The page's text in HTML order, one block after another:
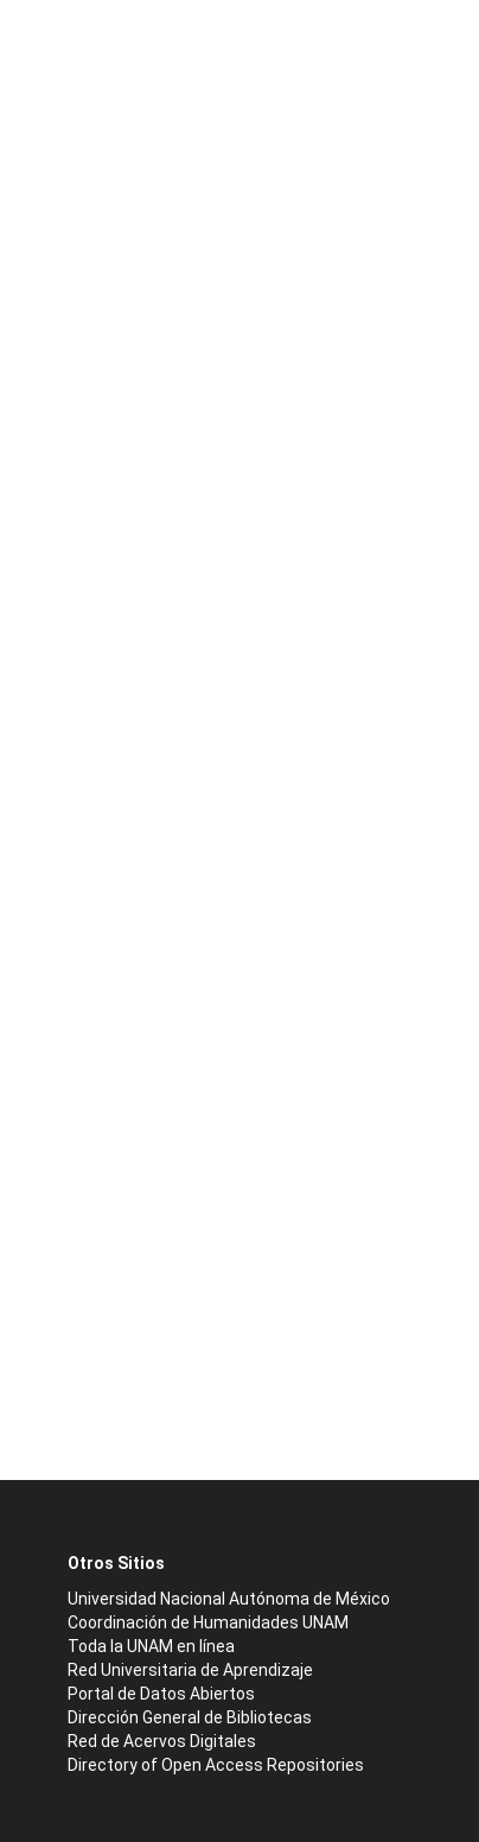
Otros Sitios
Universidad Nacional Autónoma de México
Coordinación de Humanidades UNAM
Toda la UNAM en línea
Red Universitaria de Aprendizaje
Portal de Datos Abiertos
Dirección General de Bibliotecas
Red de Acervos Digitales
Directory of Open Access Repositories